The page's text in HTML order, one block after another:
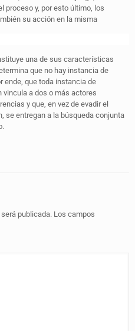
proceso y, por esto último, los
su acción en la misma
una de sus características
que no hay instancia de
ende, que toda instancia de
vincula a dos o más actores
y que, en vez de evadir el
se entregan a la búsqueda conjunta
publicada. Los campos